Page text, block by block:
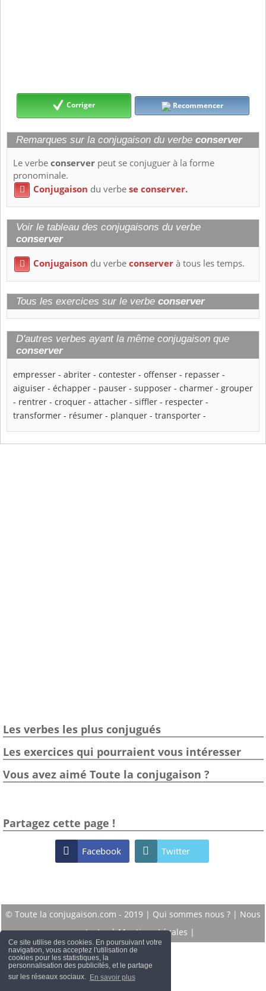
Ce site utilise des cookies. En poursuivant votre
navigation, vous acceptez l'utilisation de
cookies pour les statistiques, la
personnalisation des publicités, et le partage
sur les réseaux sociaux. En savoir plus
Corriger Recommencer
Remarques sur la conjugaison du verbe conserver
Le verbeconserver peut se conjuguer à la forme
pronominale.
 Conjugaison du verbese conserver.
Voir le tableau des conjugaisons du verbe
conserver
 Conjugaison du verbeconserverà tous les temps.
Tous les exercices sur le verbe conserver
D'autres verbes ayant la même conjugaison que
conserver
empresser - abriter - contester - offenser - repasser -
aiguiser - échapper - pauser - supposer - charmer - grouper
- rentrer - croquer - attacher - siffler - respecter -
transformer - résumer - planquer - transporter -
Les verbes les plus conjugués
Les exercices qui pourraient vous intéresser
Vous avez aimé Toute la conjugaison ?
Partagez cette page !
 Facebook  Twitter
© Toute la conjugaison.com - 2019 | Qui sommes nous ? | Nous
contacter|Mentions Légales |